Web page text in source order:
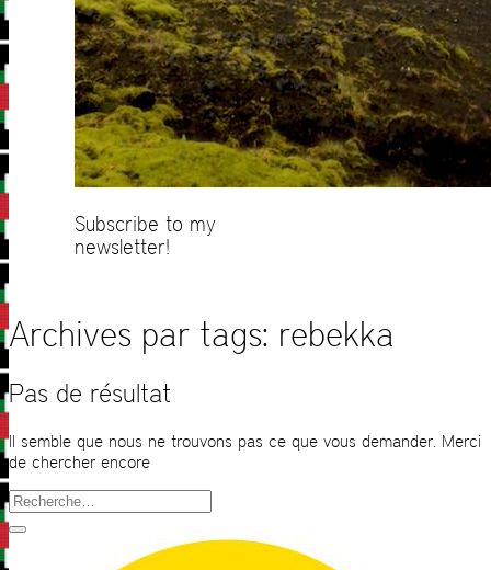
Subscribe to my
newsletter!
Archives par tags: rebekka
Pas de résultat
Il semble que nous ne trouvons pas ce que vous demander. Merci
de chercher encore